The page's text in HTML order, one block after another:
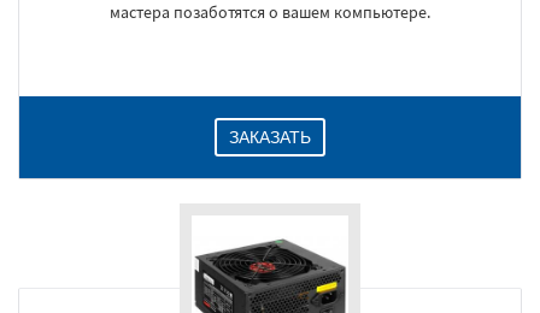
мастера позаботятся о вашем компьютере.
ЗАКАЗАТЬ